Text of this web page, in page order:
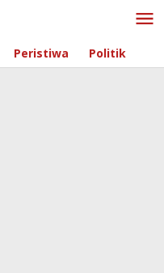
Peristiwa Politik